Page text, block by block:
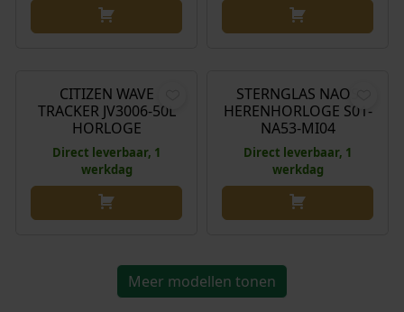
CITIZEN WAVE
TRACKER JV3006-50L
HORLOGE
Direct leverbaar, 1
werkdag
STERNGLAS NAOS
HERENHORLOGE S01-
NA53-MI04
Direct leverbaar, 1
werkdag
Meer modellen tonen